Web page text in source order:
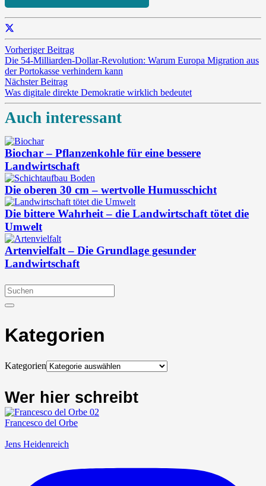
Vorheriger Beitrag
Die 54-Milliarden-Dollar-Revolution: Warum Europa Migration aus
der Portokasse verhindern kann
Nächster Beitrag
Was digitale direkte Demokratie wirklich bedeutet
Auch interessant
Biochar – Pflanzenkohle für eine bessere
Landwirtschaft
Die oberen 30 cm – wertvolle Humusschicht
Die bittere Wahrheit – die Landwirtschaft tötet die
Umwelt
Artenvielfalt – Die Grundlage gesunder
Landwirtschaft
Kategorien
Kategorien
Wer hier schreibt
Francesco del Orbe
Jens Heidenreich